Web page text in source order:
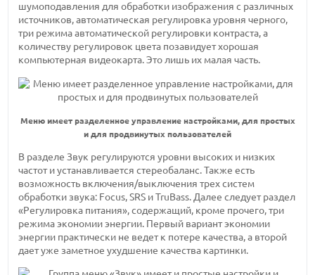
шумоподавления для обработки изображения с различных
источников, автоматическая регулировка уровня черного,
три режима автоматической регулировки контраста, а
количеству регулировок цвета позавидует хорошая
компьютерная видеокарта. Это лишь их малая часть.
Меню имеет разделенное управление настройками, для простых
и для продвинутых пользователей
В разделе Звук регулируются уровни высоких и низких
частот и устанавливается стереобаланс. Также есть
возможность включения/выключения трех систем
обработки звука: Focus, SRS и TruBass. Далее следует раздел
«Регулировка питания», содержащий, кроме прочего, три
режима экономии энергии. Первый вариант экономии
энергии практически не ведет к потере качества, а второй
дает уже заметное ухудшение качества картинки.